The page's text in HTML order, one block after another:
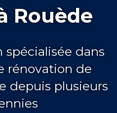
Rouède
dans
rénovation de
depuis plusieurs